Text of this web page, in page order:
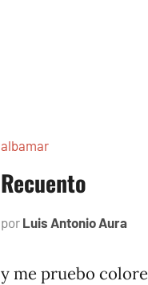
albamar
Recuento
por Luis Antonio Aura
y me pruebo